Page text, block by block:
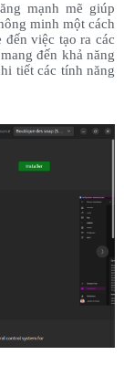
mạnh mẽ giúp
minh một cách
việc tạo ra các
đến khả năng
tiết các tính năng